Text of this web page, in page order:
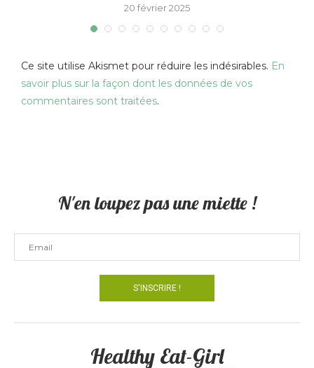
20 février 2025
Ce site utilise Akismet pour réduire les indésirables. En
savoir plus sur la façon dont les données de vos
commentaires sont traitées.
N'en loupez pas une miette !
Healthy Eat-Girl